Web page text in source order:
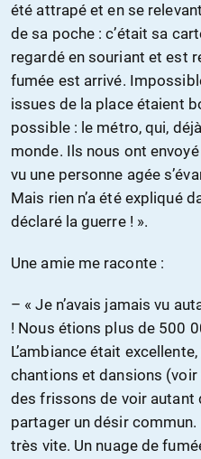
été attrapé et en se
de sa poche : c’était sa
regardé en souriant et est
fumée est arrivé.
issues de la place étaient
possible : le métro, qui,
monde. Ils nous ont
vu une personne agée
Mais rien n’a été expliqué
déclaré la guerre ! ».
Une amie me raconte :
– « Je n’avais jamais vu
! Nous étions plus de 500
L’ambiance était
chantions et dansions
des frissons de voir autant
partager un désir
très vite. Un nuage de